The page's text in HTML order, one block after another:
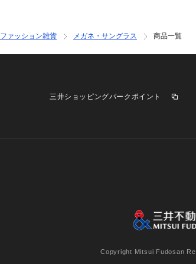
ファッション雑貨 メガネ・サングラス 商品一覧
三井ショッピングパークポイント
個人情報保護方針 個人情報
Copyright Mitsui Fudosan